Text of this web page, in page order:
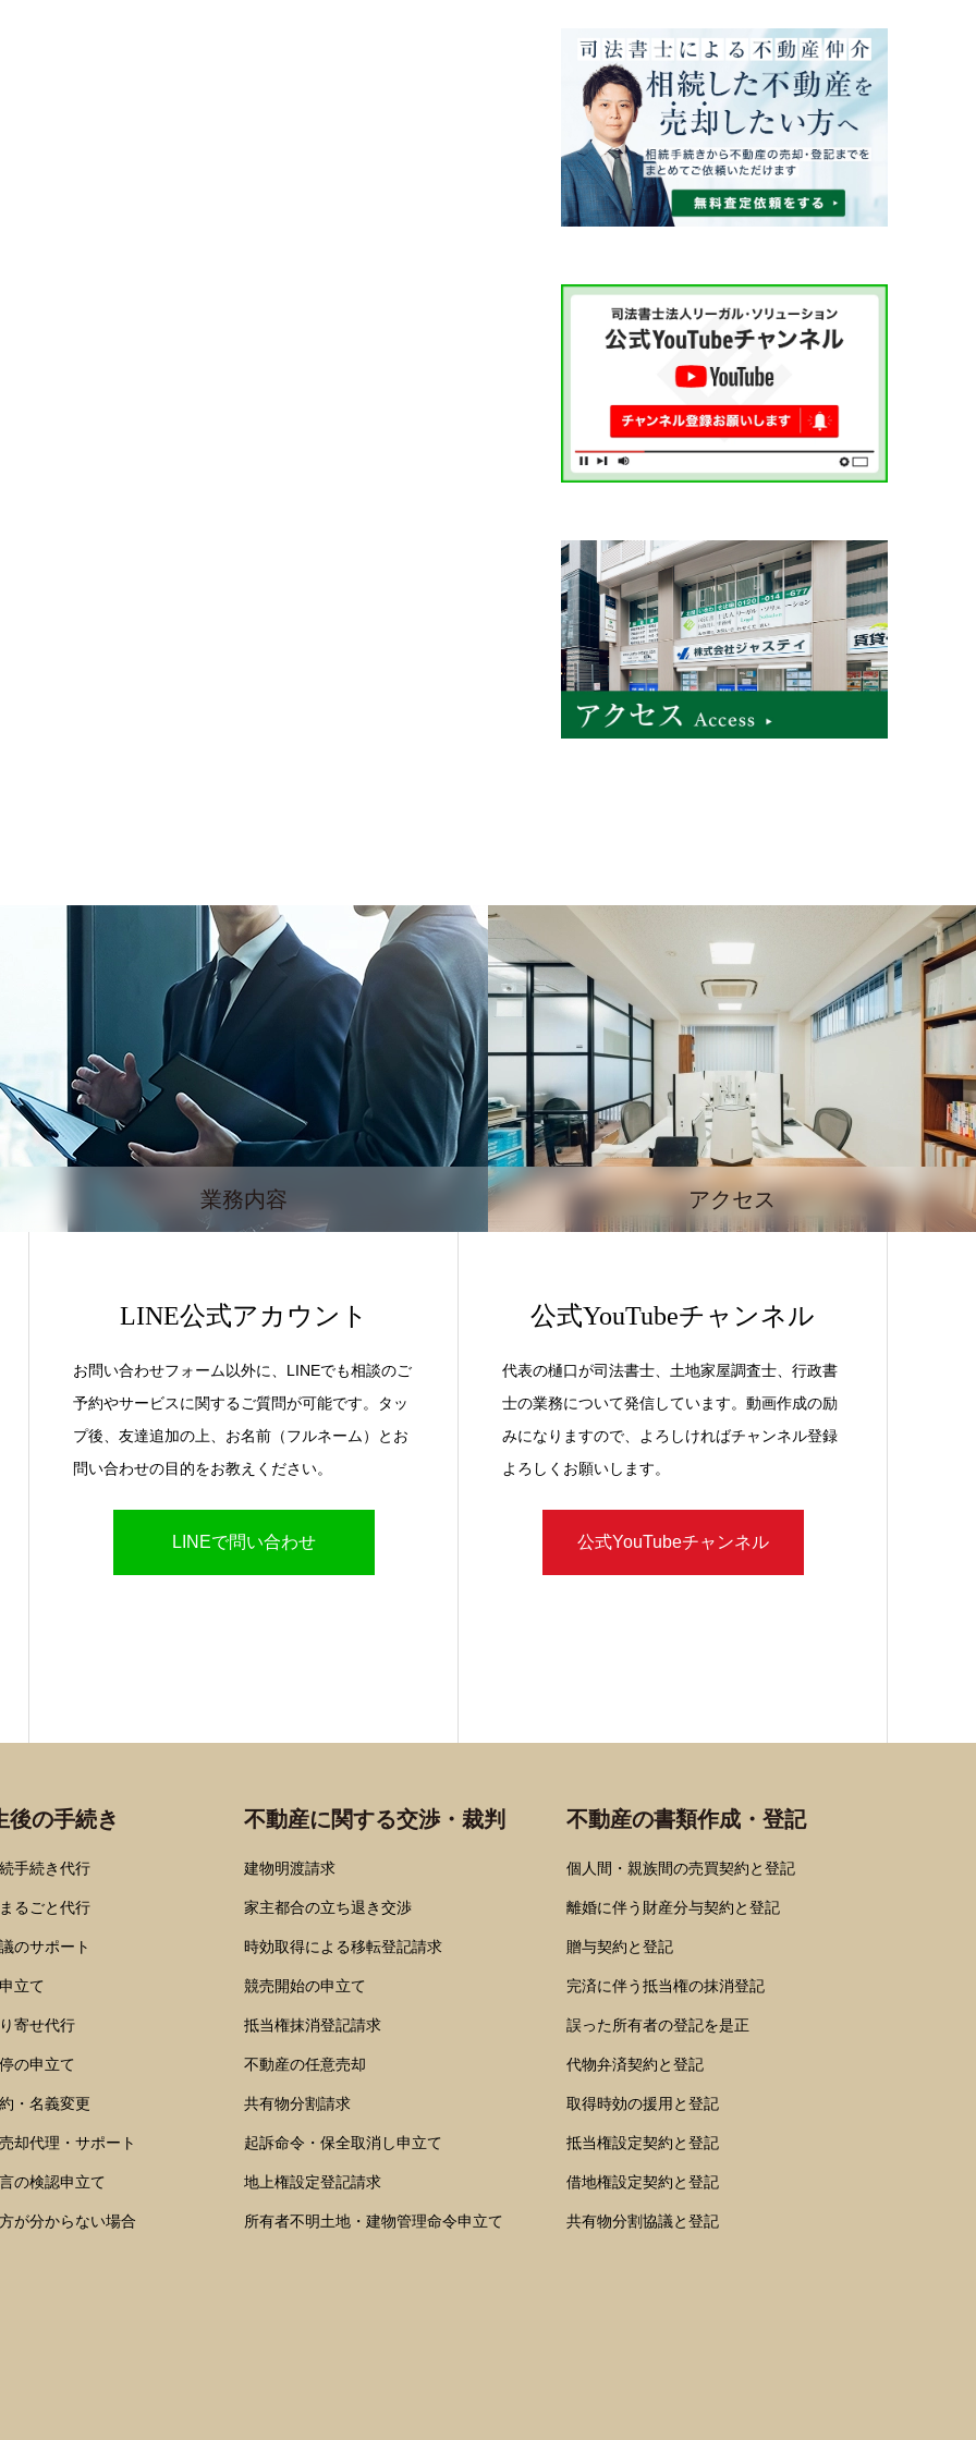
業務内容 アクセス
LINE公式アカウント
お問い合わせフォーム以外に、LINEでも相談のご
予約やサービスに関するご質問が可能です。タッ
プ後、友達追加の上、お名前（フルネーム）とお
問い合わせの目的をお教えください。
LINEで問い合わせ
公式YouTubeチャンネル
代表の樋口が司法書士、土地家屋調査士、行政書
士の業務について発信しています。動画作成の励
みになりますので、よろしければチャンネル登録
よろしくお願いします。
公式YouTubeチャンネル
後の手続き
手続き代行
るごと代行
のサポート
立て
寄せ代行
の申立て
・名義変更
却代理・サポート
の検認申立て
が分からない場合
不動産に関する交渉・裁判
建物明渡請求
家主都合の立ち退き交渉
時効取得による移転登記請求
競売開始の申立て
抵当権抹消登記請求
不動産の任意売却
共有物分割請求
起訴命令・保全取消し申立て
地上権設定登記請求
所有者不明土地・建物管理命令申立て
不動産の書類作成・登記
個人間・親族間の売買契約と登記
離婚に伴う財産分与契約と登記
贈与契約と登記
完済に伴う抵当権の抹消登記
誤った所有者の登記を是正
代物弁済契約と登記
取得時効の援用と登記
抵当権設定契約と登記
借地権設定契約と登記
共有物分割協議と登記